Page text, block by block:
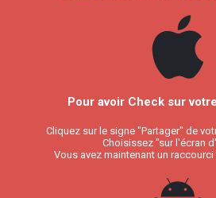
Pour avoir Check sur
Cliquez sur le signe "Partager" de
Choisissez "sur l'écran
Vous avez maintenant un